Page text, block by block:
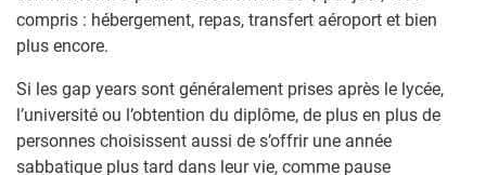
compris : hébergement, repas, transfert aéroport et bien
plus encore.
Si les gap years sont généralement prises après le lycée,
l’université ou l’obtention du diplôme, de plus en plus de
personnes choisissent aussi de s’offrir une année
sabbatique plus tard dans leur vie, comme pause